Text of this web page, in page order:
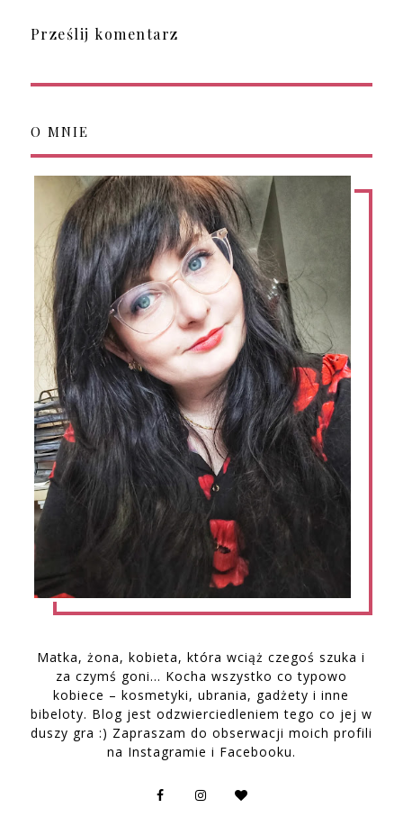
Prześlij komentarz
O MNIE
Matka, żona, kobieta, która wciąż czegoś szuka i
za czymś goni… Kocha wszystko co typowo
kobiece – kosmetyki, ubrania, gadżety i inne
bibeloty. Blog jest odzwierciedleniem tego co jej w
duszy gra :) Zapraszam do obserwacji moich profili
na Instagramie i Facebooku.